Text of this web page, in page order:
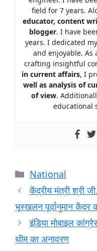
field for 7 years.
educator, content
blogger. I have
years. I dedicated
and enjoyable. As
crafting insightful
in current affairs, I
well as analysis of
of view.
educational
National
केंद्रीय मंत्री श्री जी.
भूस्खलन पूर्वानुमान केंद्र
इंडिया मोबाइल
थीम का अनावरण